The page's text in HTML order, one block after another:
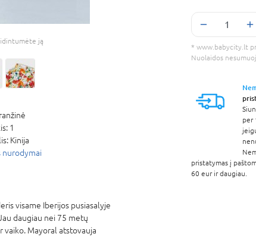
ją
1
Kinija
nurodymai
visame Iberijos pusiasalyje
daugiau nei 75 metų
vaiko. Mayoral atstovauja
* www.babycity.lt
Nuolaidos
per
pristatymas į
60 eur ir daugiau.